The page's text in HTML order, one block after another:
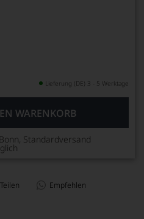
Lieferung (DE) 3 - 5 Werktage
WARENKORB
Standardversand
Teilen Empfehlen